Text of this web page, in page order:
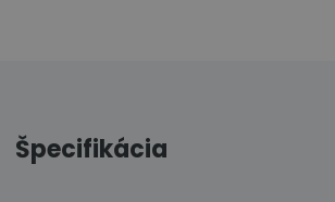
Špecifikácia